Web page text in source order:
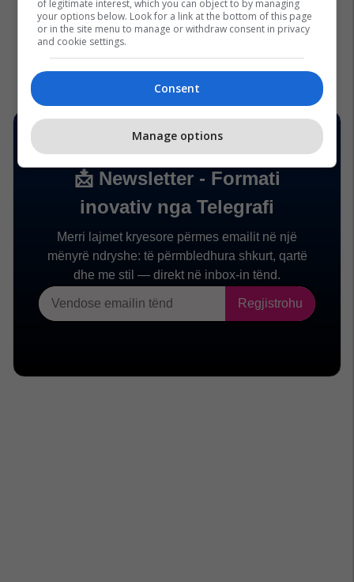
of legitimate interest, which you can object to by managing
your options below. Look for a link at the bottom of this page
or in the site menu to manage or withdraw consent in privacy
and cookie settings.
Consent
Manage options